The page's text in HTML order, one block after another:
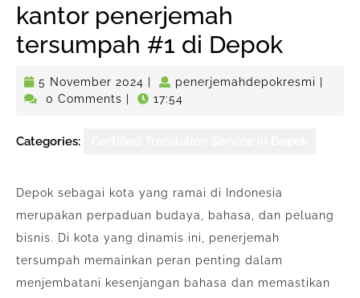
kantor penerjemah
tersumpah #1 di Depok
5 November 2024 5
November
penerjemahdepokresmi
0 Comments
17:54
Categories:
Depok sebagai kota yang ramai di Indonesia
merupakan perpaduan budaya, bahasa, dan peluang
bisnis. Di kota yang dinamis ini, penerjemah
tersumpah memainkan peran penting dalam
menjembatani kesenjangan bahasa dan memastikan